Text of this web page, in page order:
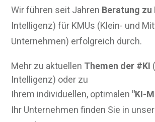
Wir führen seit Jahren Beratung zu
Intelligenz) für KMUs (Klein- und
Unternehmen) erfolgreich durch.
Mehr zu aktuellen Themen der #KI
Intelligenz) oder zu
Ihrem individuellen, optimalen "KI-
Ihr Unternehmen finden Sie in